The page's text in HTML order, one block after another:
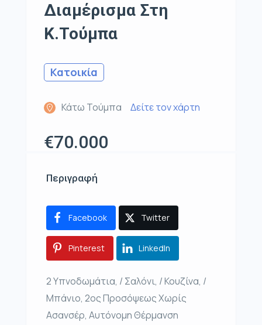
Διαμέρισμα Στη
Κ.Τούμπα
Κατοικία
Κάτω Τούμπα Δείτε τον χάρτη
€70.000
Περιγραφή
Facebook Twitter
Pinterest LinkedIn
2 Υπνοδωμάτια, / Σαλόνι, / Κουζίνα, /
Μπάνιο, 2ος Προσόψεως Χωρίς
Ασανσέρ, Αυτόνομη Θέρμανση